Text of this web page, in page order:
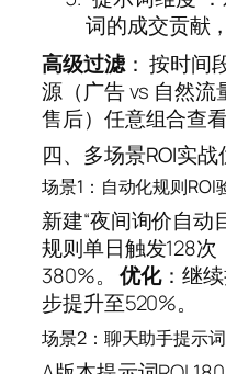
词的成交贡献
高级过滤： 按时间
源（广告 vs 自然流
售后）任意组合查
四、多场景ROI实
场景1：自动化规则ROI
新建“夜间询价自动
规则单日触发128次
380%。优化：继
步提升至520%。
场景2：聊天助手提示